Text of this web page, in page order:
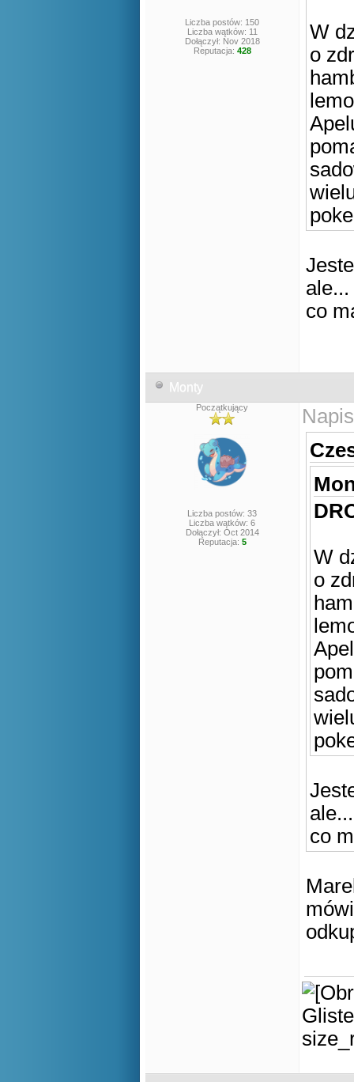
Liczba postów: 150
Liczba wątków: 11
Dołączył: Nov 2018
Reputacja: 428
W
o
ale...
co
Monty
Początkujący
Liczba postów: 33
Liczba wątków: 6
Dołączył: Oct 2014
Reputacja: 5
W
o
ale...
co